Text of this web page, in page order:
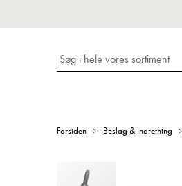
Forsiden Beslag & Indretning
slutningen